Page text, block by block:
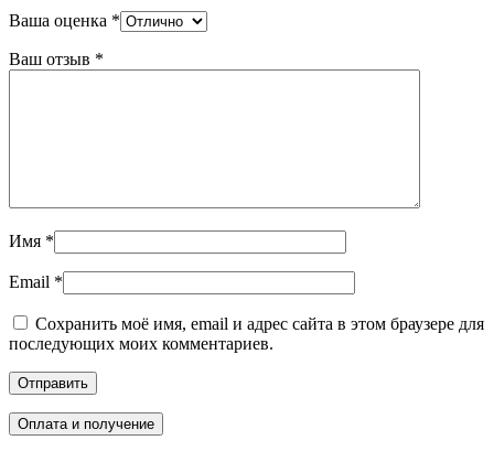
Ваша оценка *
Ваш отзыв *
Имя *
Email *
Сохранить моё имя, email и адрес сайта в этом браузере для
последующих моих комментариев.
Оплата и получение